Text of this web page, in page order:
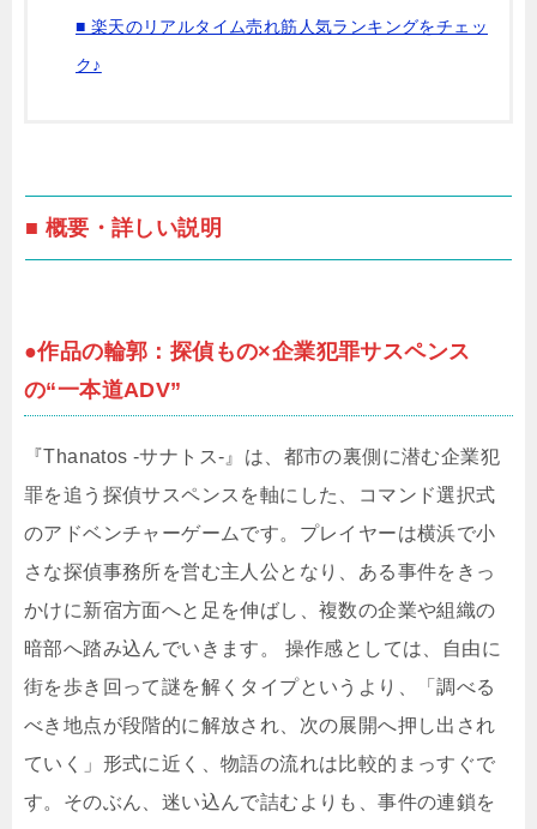
■ 楽天のリアルタイム売れ筋人気ランキングをチェッ
ク♪
■ 概要・詳しい説明
●作品の輪郭：探偵もの×企業犯罪サスペンス
の“一本道ADV”
『Thanatos -サナトス-』は、都市の裏側に潜む企業犯
罪を追う探偵サスペンスを軸にした、コマンド選択式
のアドベンチャーゲームです。プレイヤーは横浜で小
さな探偵事務所を営む主人公となり、ある事件をきっ
かけに新宿方面へと足を伸ばし、複数の企業や組織の
暗部へ踏み込んでいきます。 操作感としては、自由に
街を歩き回って謎を解くタイプというより、「調べる
べき地点が段階的に解放され、次の展開へ押し出され
ていく」形式に近く、物語の流れは比較的まっすぐで
す。そのぶん、迷い込んで詰むよりも、事件の連鎖を